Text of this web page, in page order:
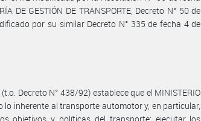
DE GESTIÓN DE TRANSPORTE, Decreto N° 50 de
por su similar Decreto N° 335 de fecha 4 de
Decreto N° 438/92) establece que el MINISTERIO
lo inherente al transporte automotor y, en particular,